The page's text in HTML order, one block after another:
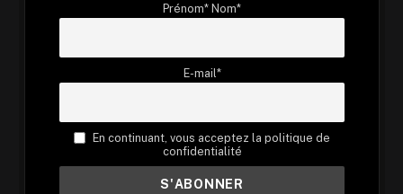
Prénom* Nom*
E-mail*
En continuant, vous acceptez la politique de
confidentialité